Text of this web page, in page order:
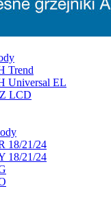
Trend
Universal EL
LCD
18/21/24
18/21/24